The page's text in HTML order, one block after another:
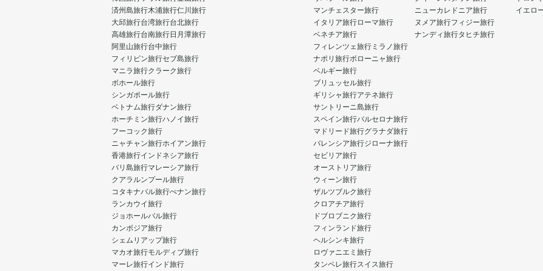
済州島旅行木浦旅行仁川旅行
大邱旅行台湾旅行台北旅行
高雄旅行台南旅行日月潭旅行
阿里山旅行台中旅行
フィリピン旅行セブ島旅行
マニラ旅行クラーク旅行
ボホール旅行
シンガポール旅行
ベトナム旅行ダナン旅行
ホーチミン旅行ハノイ旅行
フーコック旅行
ニャチャン旅行ホイアン旅行
香港旅行インドネシア旅行
バリ島旅行マレーシア旅行
クアラルンプール旅行
コタキナバル旅行ぺナン旅行
ランカウイ旅行
ジョホールバル旅行
カンボジア旅行
シェムリアップ旅行
マカオ旅行モルディブ旅行
マーレ旅行インド旅行
マンチェスター旅行
イタリア旅行ローマ旅行
ベネチア旅行
フィレンツェ旅行 ミラノ旅行
ナポリ旅行ボローニャ旅行
ベルギー旅行
ブリュッセル旅行
ギリシャ旅行アテネ旅行
サントリーニ島旅行
スペイン旅行バルセロナ旅行
マドリード旅行グラナダ旅行
バレンシア旅行ジローナ旅行
セビリア旅行
オーストリア旅行
ウィーン旅行
ザルツブルク旅行
クロアチア旅行
ドブロブニク旅行
フィンランド旅行
ヘルシンキ旅行
ロヴァニエミ旅行
タンペレ旅行スイス旅行
ニューカレドニア旅行
ヌメア旅行フィジー旅行
ナンディ旅行タヒチ旅行
イエロ